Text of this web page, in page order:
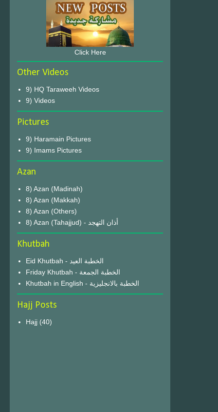
Click Here
Other Videos
9) HQ Taraweeh Videos
9) Videos
Pictures
9) Haramain Pictures
9) Imams Pictures
Azan
8) Azan (Madinah)
8) Azan (Makkah)
8) Azan (Others)
8) Azan (Tahajjud) - أذان التهجد
Khutbah
Eid Khutbah - الخطبة العيد
Friday Khutbah - الخطبة الجمعة
Khutbah in English - الخطبة بالانجليزية
Hajj Posts
Hajj (40)